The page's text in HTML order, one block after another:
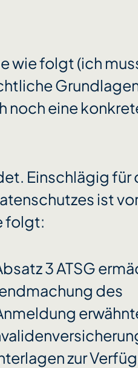
wie folgt (ich
noch eine
Einschlägig für
ist
folgt:
3 ATSG
des
zur